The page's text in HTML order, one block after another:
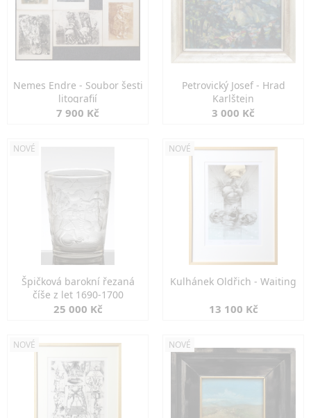
Nemes Endre - Soubor šesti
litografií
7 900 Kč
Petrovický Josef - Hrad
Karlštejn
3 000 Kč
NOVÉ
Špičková barokní řezaná
číše z let 1690-1700
25 000 Kč
NOVÉ
Kulhánek Oldřich - Waiting
13 100 Kč
NOVÉ NOVÉ